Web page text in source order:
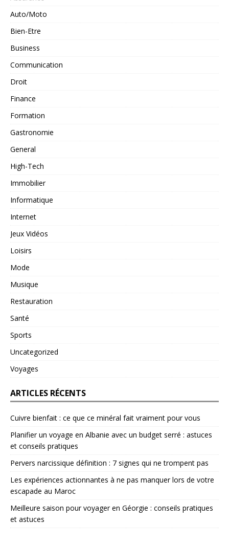
Auto/Moto
Bien-Etre
Business
Communication
Droit
Finance
Formation
Gastronomie
General
High-Tech
Immobilier
Informatique
Internet
Jeux Vidéos
Loisirs
Mode
Musique
Restauration
Santé
Sports
Uncategorized
Voyages
ARTICLES RÉCENTS
Cuivre bienfait : ce que ce minéral fait vraiment pour vous
Planifier un voyage en Albanie avec un budget serré : astuces
et conseils pratiques
Pervers narcissique définition : 7 signes qui ne trompent pas
Les expériences actionnantes à ne pas manquer lors de votre
escapade au Maroc
Meilleure saison pour voyager en Géorgie : conseils pratiques
et astuces